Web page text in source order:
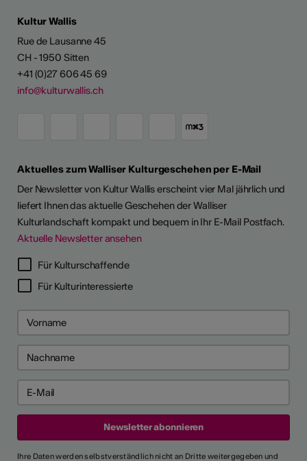
Kultur Wallis
Rue de Lausanne 45
CH - 1950 Sitten
+41 (0)27 606 45 69
info@kulturwallis.ch
Aktuelles zum Walliser Kulturgeschehen per E-Mail
Der Newsletter von Kultur Wallis erscheint vier Mal jährlich und
liefert Ihnen das aktuelle Geschehen der Walliser
Kulturlandschaft kompakt und bequem in Ihr E-Mail Postfach.
Aktuelle Newsletter ansehen
Für Kulturschaffende
Für Kulturinteressierte
Ihre Daten werden selbstverständlich nicht an Dritte weitergegeben und